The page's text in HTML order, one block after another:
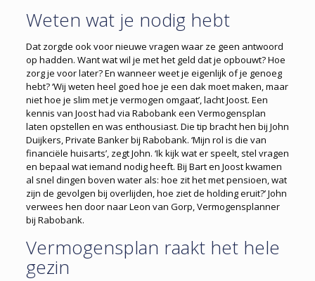
Weten wat je nodig hebt
Dat zorgde ook voor nieuwe vragen waar ze geen antwoord
op hadden. Want wat wil je met het geld dat je opbouwt? Hoe
zorg je voor later? En wanneer weet je eigenlijk of je genoeg
hebt? ‘Wij weten heel goed hoe je een dak moet maken, maar
niet hoe je slim met je vermogen omgaat’, lacht Joost. Een
kennis van Joost had via Rabobank een Vermogensplan
laten opstellen en was enthousiast. Die tip bracht hen bij John
Duijkers, Private Banker bij Rabobank. ‘Mijn rol is die van
financiële huisarts’, zegt John. ‘Ik kijk wat er speelt, stel vragen
en bepaal wat iemand nodig heeft. Bij Bart en Joost kwamen
al snel dingen boven water als: hoe zit het met pensioen, wat
zijn de gevolgen bij overlijden, hoe ziet de holding eruit?’ John
verwees hen door naar Leon van Gorp, Vermogensplanner
bij Rabobank.
Vermogensplan raakt het hele
gezin